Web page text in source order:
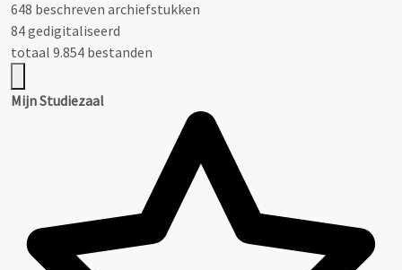
648 beschreven archiefstukken
84 gedigitaliseerd
totaal 9.854 bestanden
Mijn Studiezaal